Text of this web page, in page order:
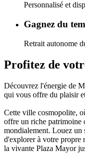
Personnalisé et
Gagnez du
Retrait autonome
Profitez de
Découvrez l'énergie de
qui vous offre du plaisir
Cette ville cosmopolite,
offre un riche patrimoine
mondialement. Louez un
d'explorer à votre propre
la vivante Plaza Mayor